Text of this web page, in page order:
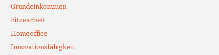
Grundeinkommen
hitzearbeit
Homeoffice
Innovationsfähigkeit